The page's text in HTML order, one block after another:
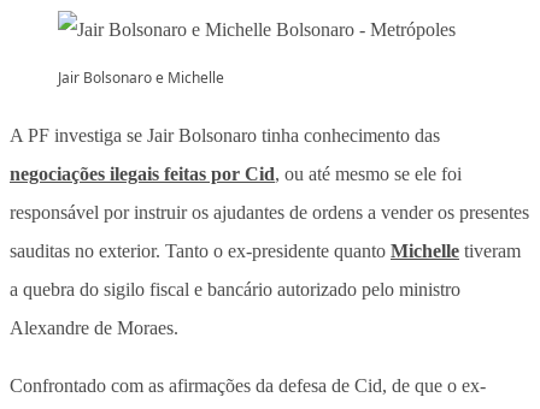
Jair Bolsonaro e Michelle
A PF investiga se Jair Bolsonaro tinha conhecimento das
negociações ilegais feitas por Cid, ou até mesmo se ele foi
responsável por instruir os ajudantes de ordens a vender os presentes
sauditas no exterior. Tanto o ex-presidente quanto Michelle tiveram
a quebra do sigilo fiscal e bancário autorizado pelo ministro
Alexandre de Moraes.
Confrontado com as afirmações da defesa de Cid, de que o ex-